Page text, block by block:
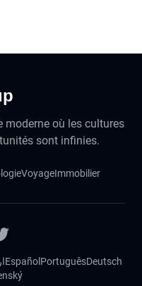
moderne où les cultures
sont infinies.
VoyageImmobilier
Español PortuguêsDeutsch